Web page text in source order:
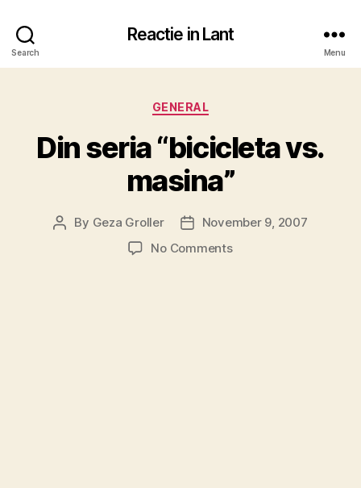
Search
Reactie in Lant
Menu
Categories
GENERAL
Din seria “bicicleta vs.
masina”
Post
By Geza Groller
PostNovember 9, 2007
No Commentson